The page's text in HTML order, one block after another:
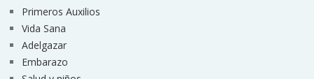
Primeros Auxilios
Vida Sana
Adelgazar
Embarazo